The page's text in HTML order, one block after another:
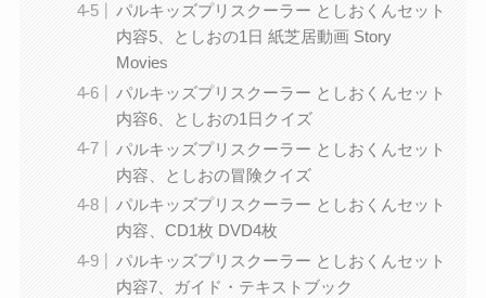
パルキッズプリスクーラー としおくんセット
内容5、としおの1日 紙芝居動画 Story
Movies
パルキッズプリスクーラー としおくんセット
内容6、としおの1日クイズ
パルキッズプリスクーラー としおくんセット
内容、としおの冒険クイズ
パルキッズプリスクーラー としおくんセット
内容、CD1枚 DVD4枚
パルキッズプリスクーラー としおくんセット
内容7、ガイド・テキストブック